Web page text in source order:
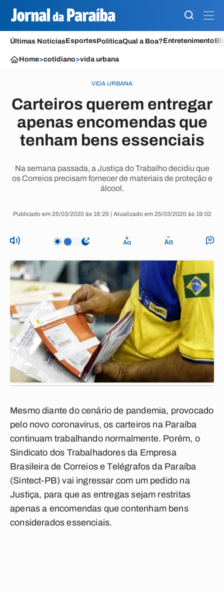
Últimas NotíciasEsportesPolíticaQual a Boa?Entretenimento
Home>cotidiano>vida urbana
VIDA URBANA
Carteiros querem entregar
apenas encomendas que
tenham bens essenciais
Na semana passada, a Justiça do Trabalho decidiu que
os Correios precisam fornecer de materiais de proteção e
álcool.
Publicado em 25/03/2020 às 16:25 | Atualizado em 25/03/2020 às 19:02
Mesmo diante do cenário de pandemia, provocado
pelo novo coronavírus, os carteiros na Paraíba
continuam trabalhando normalmente. Porém, o
Sindicato dos Trabalhadores da Empresa
Brasileira de Correios e Telégrafos da Paraíba
(Sintect-PB) vai ingressar com um pedido na
Justiça, para que as entregas sejam restritas
apenas a encomendas que contenham bens
considerados essenciais.